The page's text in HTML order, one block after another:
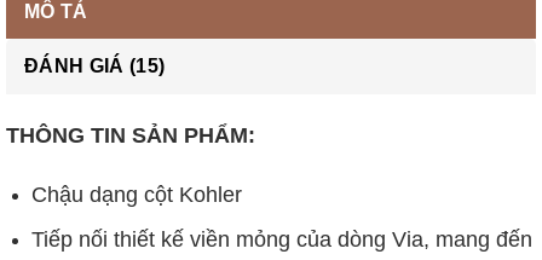
MÔ TẢ
ĐÁNH GIÁ (15)
THÔNG TIN SẢN PHẨM:
Chậu dạng cột Kohler
Tiếp nối thiết kế viền mỏng của dòng Via, mang đến